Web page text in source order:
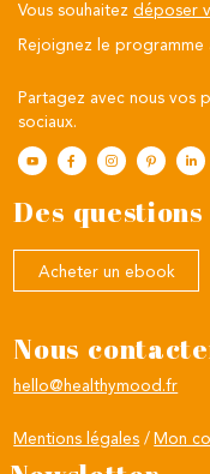
Vous souhaitez déposer
Rejoignez le programme
Partagez avec nous vos
sociaux.
Des questions
Acheter un ebook
Nous
hello@healthymood.fr
Mentions légales Mon